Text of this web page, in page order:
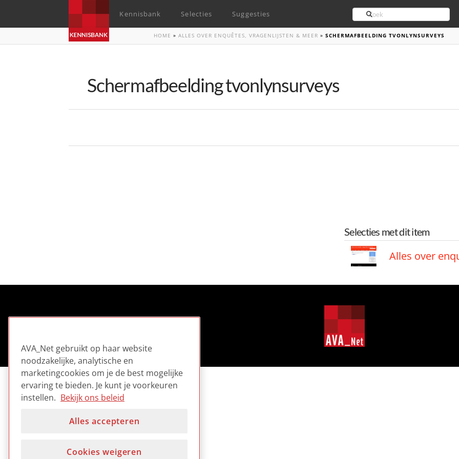
Kennisbank Selecties Suggesties Search
HOME »ALLES OVER ENQUÊTES, VRAGENLIJSTEN & MEER »SCHERMAFBEELDING TVONLYNSURVEYS
Schermafbeelding tvonlynsurveys
Selecties met dit item
Alles over
AVA_Net gebruikt op haar website
noodzakelijke, analytische en
marketingcookies om je de best mogelijke
ervaring te bieden. Je kunt je voorkeuren
instellen. Bekijk ons beleid
Alles accepteren
Cookies weigeren